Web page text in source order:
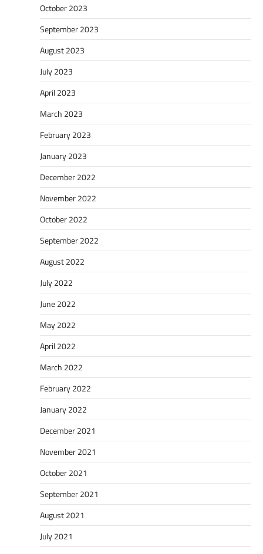
October 2023
September 2023
August 2023
July 2023
April 2023
March 2023
February 2023
January 2023
December 2022
November 2022
October 2022
September 2022
August 2022
July 2022
June 2022
May 2022
April 2022
March 2022
February 2022
January 2022
December 2021
November 2021
October 2021
September 2021
August 2021
July 2021